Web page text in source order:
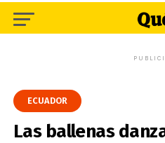
ECUADOR
Las ballenas